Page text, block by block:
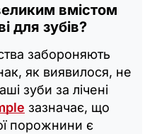
вмістом
для зубів?
забороняють
як виявилося, не
зуби за лічені
зазначає, що
порожнини є